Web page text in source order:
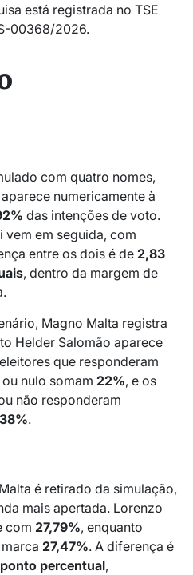
está registrada no TSE
00368/2026.
com quatro nomes,
numericamente à
das intenções de voto.
vem em seguida, com
entre os dois é de2,83
, dentro da margem de
Magno Malta registra
Helder Salomão aparece
que responderam
nulo somam 22%, e os
não responderam
.
é retirado da simulação,
mais apertada. Lorenzo
com 27,79%, enquanto
27,47%. A diferença é
percentual,